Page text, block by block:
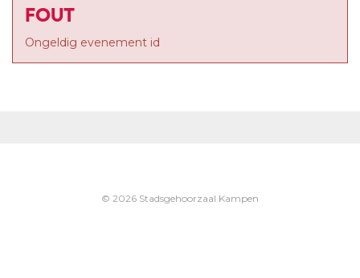
FOUT
Ongeldig evenement id
© 2026 Stadsgehoorzaal Kampen